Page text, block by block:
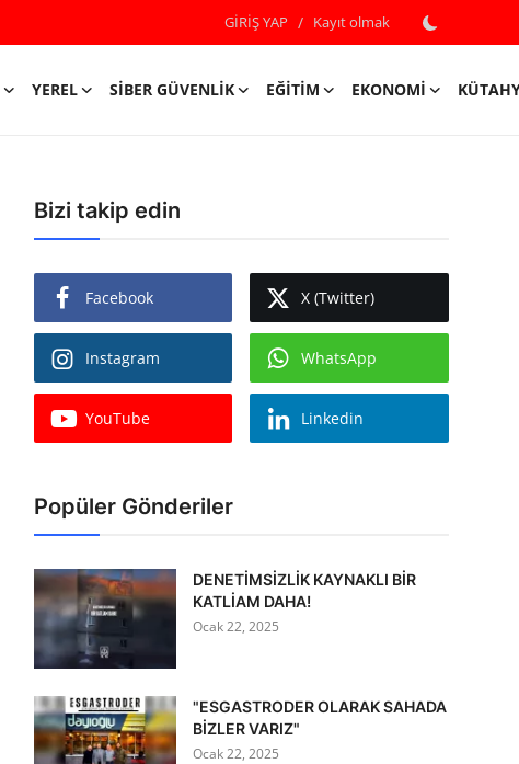
GİRİŞ YAP / Kayıt olmak
YEREL SIBER GÜVENLIK EĞITIM EKONOMI
Bizi takip edin
Facebook X (Twitter)
Instagram WhatsApp
YouTube Linkedin
Popüler Gönderiler
DENETİMSİZLİK KAYNAKLI BİR
KATLİAM DAHA!
Ocak 22, 2025
"ESGASTRODER OLARAK SAHADA
BİZLER VARIZ"
Ocak 22, 2025